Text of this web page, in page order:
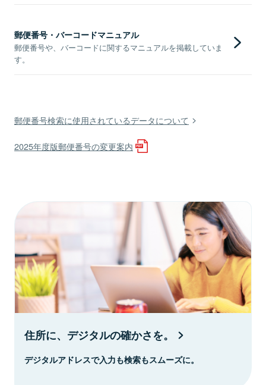
郵便番号・バーコードマニュアル
郵便番号や、バーコードに関するマニュアルを掲載していま
す。
郵便番号検索に使用されているデータについて
2025年度版郵便番号の変更案内
住所に、デジタルの確かさを。
デジタルアドレスで入力も検索もスムーズに。